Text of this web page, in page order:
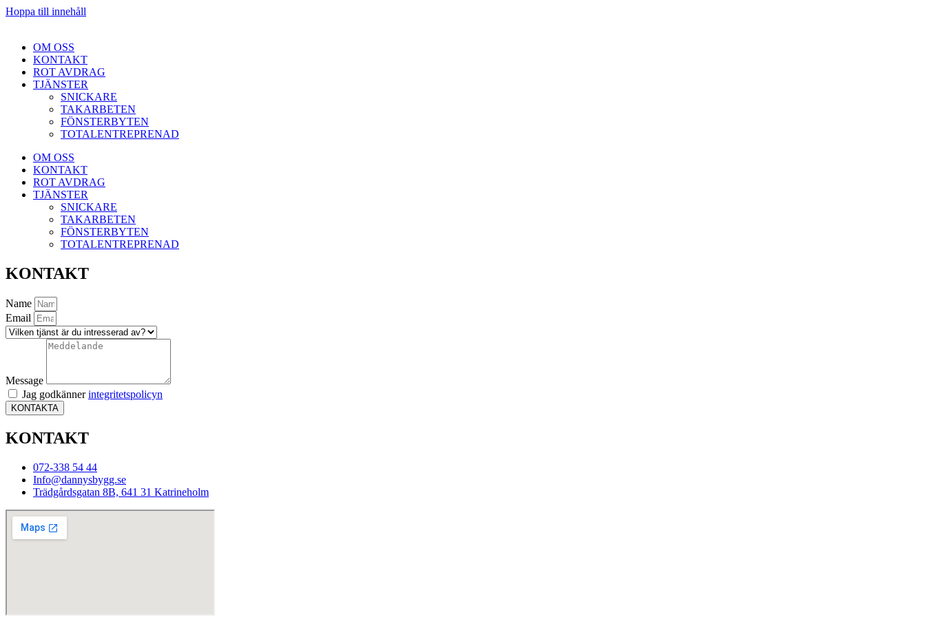
Hoppa till innehåll
OM OSS
KONTAKT
ROT AVDRAG
TJÄNSTER
SNICKARE
TAKARBETEN
FÖNSTERBYTEN
TOTALENTREPRENAD
OM OSS
KONTAKT
ROT AVDRAG
TJÄNSTER
SNICKARE
TAKARBETEN
FÖNSTERBYTEN
TOTALENTREPRENAD
KONTAKT
Name
Email
Message
Jag godkännerintegritetspolicyn
KONTAKTA
KONTAKT
072-338 54 44
Info@dannysbygg.se
Trädgårdsgatan 8B, 641 31 Katrineholm